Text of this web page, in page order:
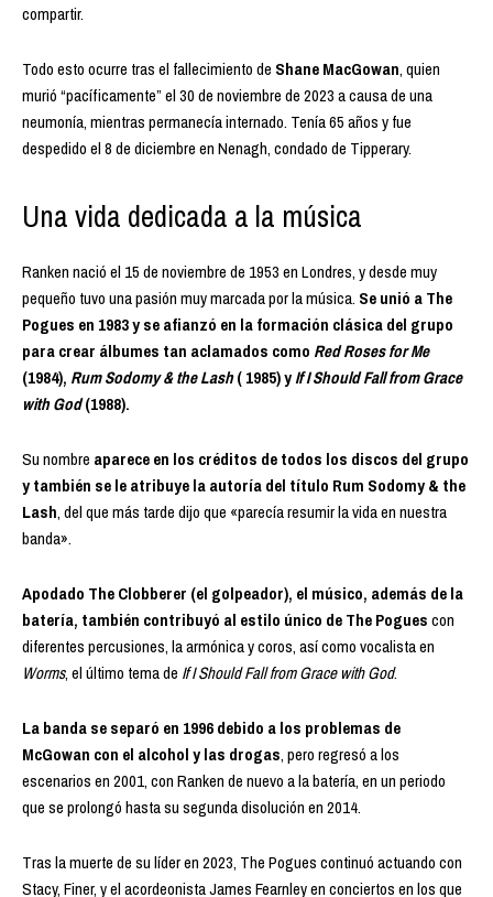
compartir.
Todo esto ocurre tras el fallecimiento de Shane MacGowan, quien
murió “pacíficamente” el 30 de noviembre de 2023 a causa de una
neumonía, mientras permanecía internado. Tenía 65 años y fue
despedido el 8 de diciembre en Nenagh, condado de Tipperary.
Una vida dedicada a la música
Ranken nació el 15 de noviembre de 1953 en Londres, y desde muy
pequeño tuvo una pasión muy marcada por la música. Se unió a The
Pogues en 1983 y se afianzó en la formación clásica del grupo
para crear álbumes tan aclamados como Red Roses for Me
(1984), Rum Sodomy & the Lash( 1985) yIf I Should Fall from Grace
with God(1988).
Su nombre aparece en los créditos de todos los discos del grupo
y también se le atribuye la autoría del título Rum Sodomy & the
Lash, del que más tarde dijo que «parecía resumir la vida en nuestra
banda».
Apodado The Clobberer (el golpeador), el músico, además de la
batería, también contribuyó al estilo único de The Poguescon
diferentes percusiones, la armónica y coros, así como vocalista en
Worms, el último tema de If I Should Fall from Grace with God.
La banda se separó en 1996 debido a los problemas de
McGowan con el alcohol y las drogas, pero regresó a los
escenarios en 2001, con Ranken de nuevo a la batería, en un periodo
que se prolongó hasta su segunda disolución en 2014.
Tras la muerte de su líder en 2023, The Pogues continuó actuando con
Stacy, Finer, y el acordeonista James Fearnley en conciertos en los que